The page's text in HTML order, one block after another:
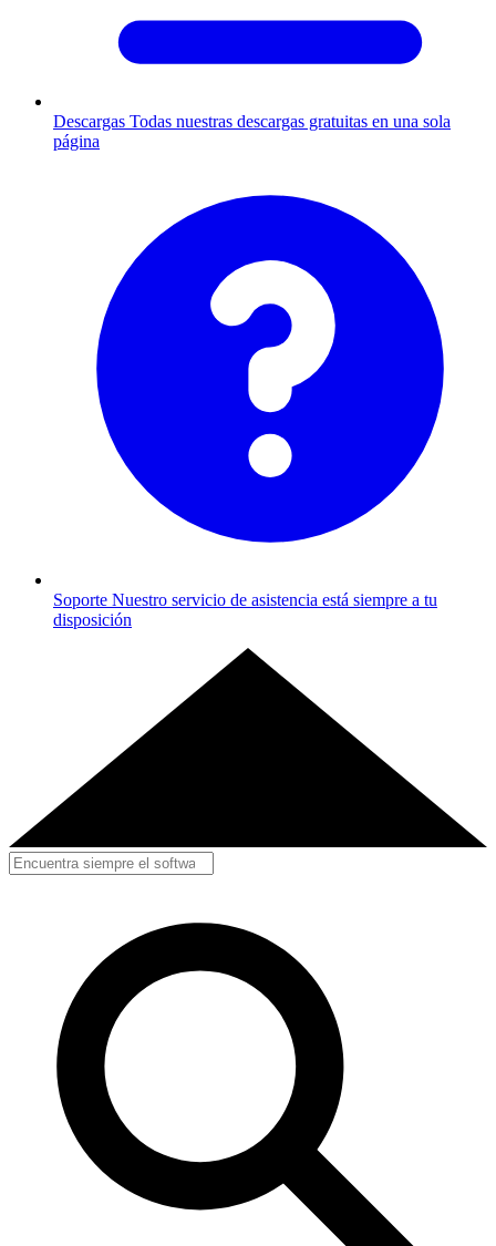
Descargas Todas nuestras descargas gratuitas en una sola
página
Soporte Nuestro servicio de asistencia está siempre a tu
disposición